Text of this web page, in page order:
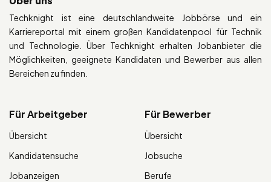
Techknight ist eine deutschlandweite Jobbörse und ein
Karriereportal mit einem großen Kandidatenpool für Technik
und Technologie. Über Techknight erhalten Jobanbieter die
Möglichkeiten, geeignete Kandidaten und Bewerber aus allen
Bereichen zu finden.
Für Arbeitgeber
Übersicht
Kandidatensuche
Jobanzeigen
Für Bewerber
Übersicht
Jobsuche
Berufe